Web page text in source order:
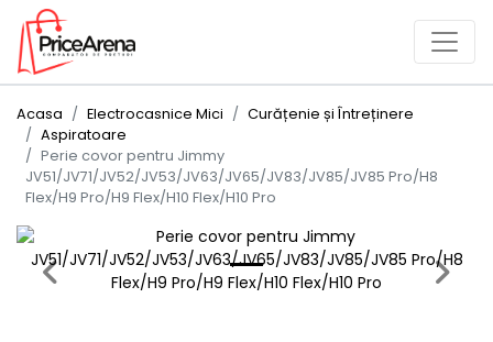
Acasa Electrocasnice Mici
Curățenie și Întreținere
Aspiratoare
Perie covor pentru Jimmy
JV51/JV71/JV52/JV53/JV63/JV65/JV83/JV85/JV85 Pro/H8
Flex/H9 Pro/H9 Flex/H10 Flex/H10 Pro
Previous Next